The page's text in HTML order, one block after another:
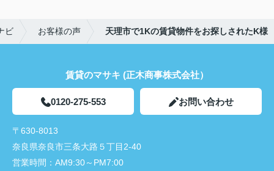
ビ お客様の声 天理市で1Kの賃貸物件をお探しされたK様
賃貸のマサキ (正木商事株式会社）
0120-275-553 お問い合わせ
〒630-8013
奈良県奈良市三条大路５丁目2-40
営業時間： AM9:30～PM7:00